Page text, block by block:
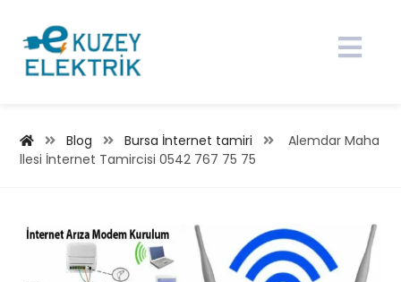
Blog Bursa İnternet tamiri
Alemdar Maha
llesi İnternet Tamircisi 0542 767 75 75